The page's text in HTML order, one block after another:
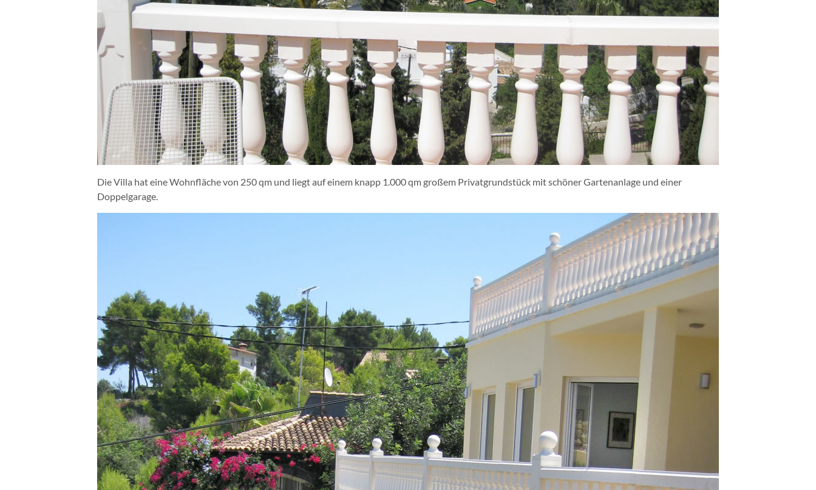
Die Villa hat eine Wohnfläche von 250 qm und liegt auf einem knapp 1.000 qm großem Privatgrundstück mit schöner Gartenanlage und einer
Doppelgarage.